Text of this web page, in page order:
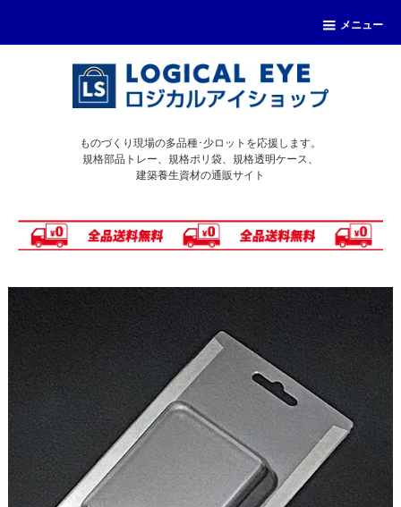
メニュー
ものづくり現場の多品種･少ロットを応援します。
規格部品トレー、規格ポリ袋、規格透明ケース、
建築養生資材の通販サイト